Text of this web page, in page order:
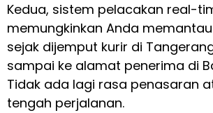
Kedua, sistem pelacakan real-
memungkinkan Anda
sejak dijemput kurir di
sampai ke alamat penerima di
Tidak ada lagi rasa penasaran
tengah perjalanan.